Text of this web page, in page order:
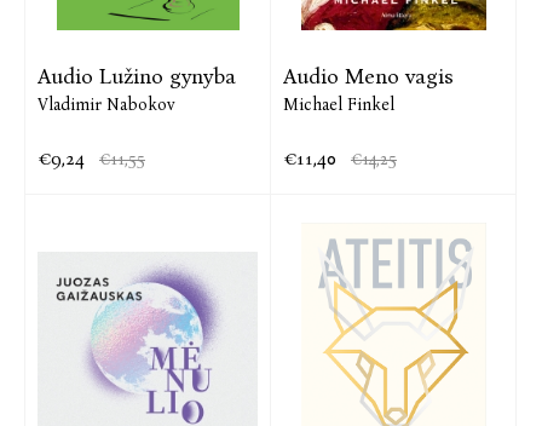
Audio Lužino gynyba
Vladimir Nabokov
€9,24 €11,55
Audio Meno vagis
Michael Finkel
€11,40 €14,25